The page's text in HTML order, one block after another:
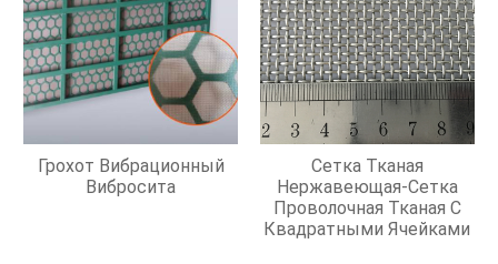
Грохот Вибрационный
Вибросита
Сетка Тканая
Нержавеющая-Сетка
Проволочная Тканая С
Квадратными Ячейками